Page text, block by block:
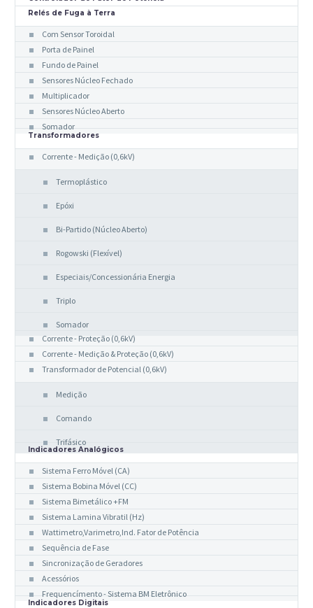
Relés de Fuga à Terra
Com Sensor Toroidal
Porta de Painel
Fundo de Painel
Sensores Núcleo Fechado
Multiplicador
Sensores Núcleo Aberto
Somador
Transformadores
Corrente - Medição (0,6kV)
Termoplástico
Epóxi
Bi-Partido (Núcleo Aberto)
Rogowski (Flexível)
Especiais/Concessionária Energia
Triplo
Somador
Corrente - Proteção (0,6kV)
Corrente - Medição & Proteção (0,6kV)
Transformador de Potencial (0,6kV)
Medição
Comando
Trifásico
Indicadores Analógicos
Sistema Ferro Móvel (CA)
Sistema Bobina Móvel (CC)
Sistema Bimetálico +FM
Sistema Lamina Vibratil (Hz)
Wattimetro,Varimetro,Ind. Fator de Potência
Sequência de Fase
Sincronização de Geradores
Acessórios
Frequencímento - Sistema BM Eletrônico
Indicadores Digitais